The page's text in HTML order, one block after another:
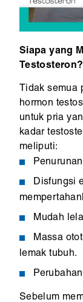
Siapa yang
Testosteron?
Tidak semua
hormon
untuk pria
kadar
meliputi:
Disfungsi
Mudah
Massa
lemak tubuh.
Sebelum